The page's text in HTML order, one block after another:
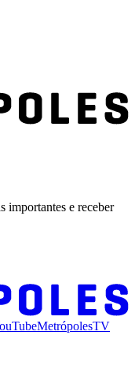
importantes e receber
MetrópolesTV